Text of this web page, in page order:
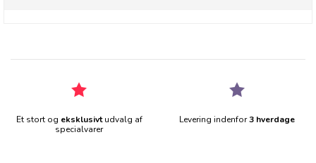
Et stort og eksklusivtudvalg af
specialvarer
Levering indenfor3 hverdage